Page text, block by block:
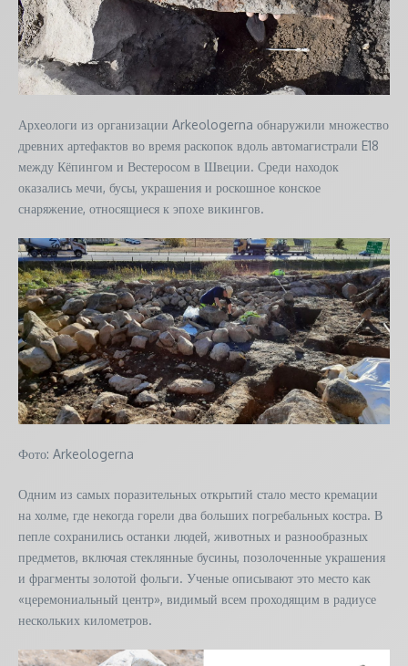
Археологи из организации Arkeologerna обнаружили множество
древних артефактов во время раскопок вдоль автомагистрали E18
между Кёпингом и Вестеросом в Швеции. Среди находок
оказались мечи, бусы, украшения и роскошное конское
снаряжение, относящиеся к эпохе викингов.
Фото: Arkeologerna
Одним из самых поразительных открытий стало место кремации
на холме, где некогда горели два больших погребальных костра. В
пепле сохранились останки людей, животных и разнообразных
предметов, включая стеклянные бусины, позолоченные украшения
и фрагменты золотой фольги. Ученые описывают это место как
«церемониальный центр», видимый всем проходящим в радиусе
нескольких километров.